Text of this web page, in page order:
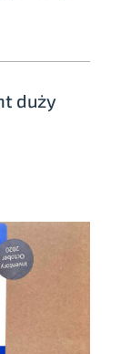
duży